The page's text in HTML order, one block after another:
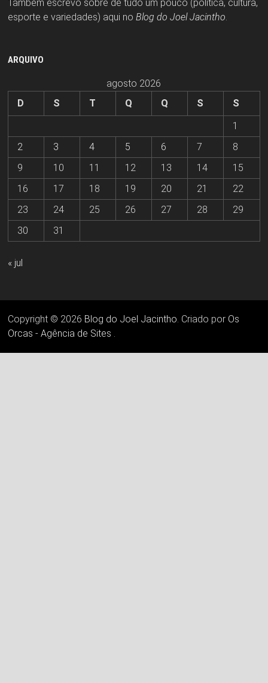
Também escrevo sobre de tudo um pouco (política, cultura,
esporte e variedades) aqui no Blog do Joel Jacintho.
ARQUIVO
agosto 2026
D
S T Q Q S
S
1
2
3 4 5 6 7
8
9
10 11 12 13 14
15
16
17 18 19 20 21
22
23
24 25 26 27 28
29
30
31
« jul
Copyright © 2026 Blog do Joel Jacintho. Criado por Os
Orcas - Agência de Sites .